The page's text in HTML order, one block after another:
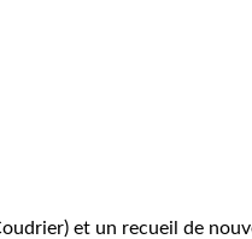
et un recueil de